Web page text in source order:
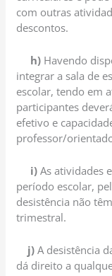
com outras
descontos.
h) Havendo
integrar a sala de
escolar, tendo em
participantes
efetivo e
professor/
i) As atividades
período escolar,
desistência não
trimestral.
j) A desistência
dá direito a